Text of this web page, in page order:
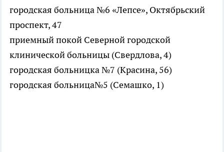
городская больница №6 «Лепсе», Октябрьский
проспект, 47
приемный покой Северной городской
клинической больницы (Свердлова, 4)
городская больницка №7 (Красина, 56)
городская больница№5 (Семашко, 1)